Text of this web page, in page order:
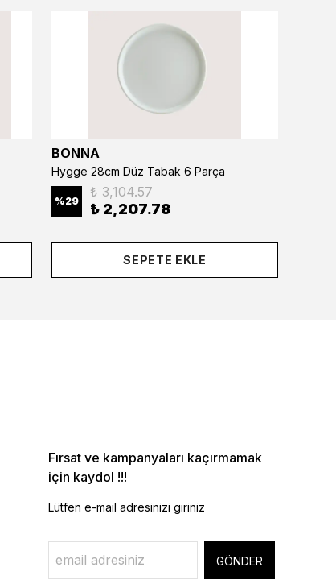
BONNA
Hygge 28cm Düz Tabak 6 Parça
%29
₺ 3,104.57
₺ 2,207.78
SEPETE EKLE
Fırsat ve kampanyaları kaçırmamak
için kaydol !!!
Lütfen e-mail adresinizi giriniz
GÖNDER